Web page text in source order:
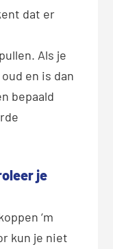
dat er
Als je
en is dan
bepaald
je
‘m
kun je niet